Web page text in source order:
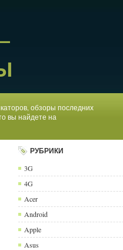
обзоры последних
вы найдете на
РУБРИКИ
3G
4G
Acer
Android
Apple
Asus